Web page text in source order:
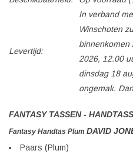
Levertijd:
In verband
Winschoten
binnenkomen
2026, 12.00
dinsdag 18
ongemak.
FANTASY TASSEN -
Fantasy Handtas Plum DAVID
Paars (Plum)